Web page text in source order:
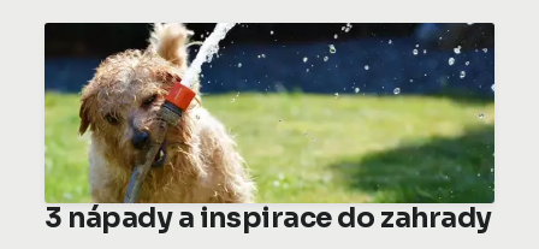
3 nápady a inspirace do zahrady